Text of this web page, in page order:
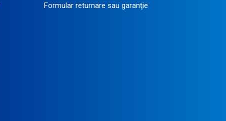
Formular returnare sau garanţie